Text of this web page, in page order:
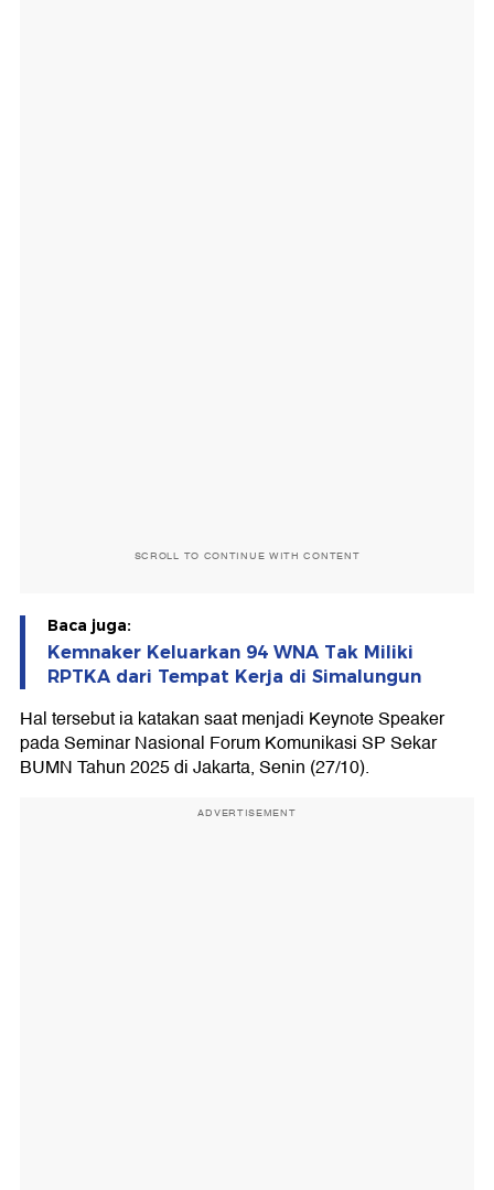
SCROLL TO CONTINUE WITH CONTENT
Baca juga:
Kemnaker Keluarkan 94 WNA Tak Miliki
RPTKA dari Tempat Kerja di Simalungun
Hal tersebut ia katakan saat menjadi Keynote Speaker
pada Seminar Nasional Forum Komunikasi SP Sekar
BUMN Tahun 2025 di Jakarta, Senin (27/10).
ADVERTISEMENT